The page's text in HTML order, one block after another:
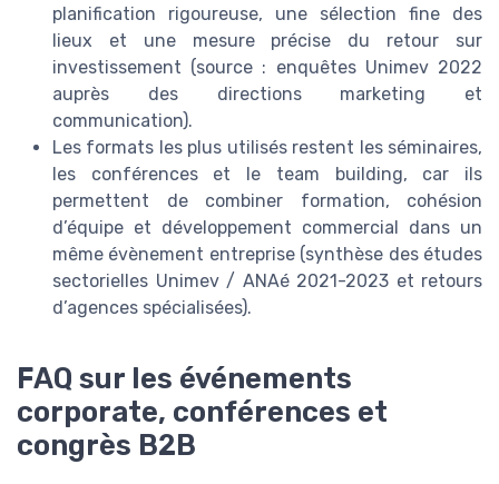
planification rigoureuse, une sélection fine des
lieux et une mesure précise du retour sur
investissement (source : enquêtes Unimev 2022
auprès des directions marketing et
communication).
Les formats les plus utilisés restent les séminaires,
les conférences et le team building, car ils
permettent de combiner formation, cohésion
d’équipe et développement commercial dans un
même évènement entreprise (synthèse des études
sectorielles Unimev / ANAé 2021-2023 et retours
d’agences spécialisées).
FAQ sur les événements
corporate, conférences et
congrès B2B